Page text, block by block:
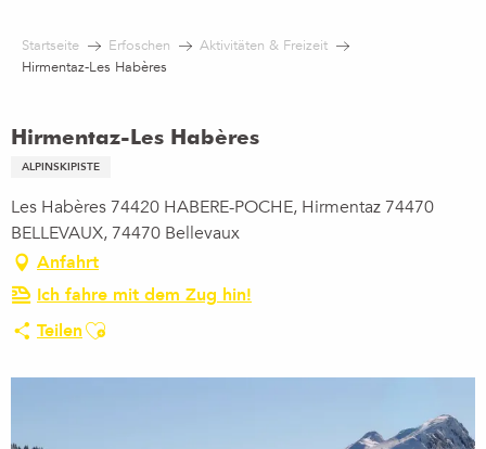
contenu
Startseite Erfoschen
Aktivitäten & Freizeit
Hirmentaz-Les Habères
Hirmentaz-Les Habères
ALPINSKIPISTE
Les Habères 74420 HABERE-POCHE, Hirmentaz 74470
BELLEVAUX, 74470 Bellevaux
Anfahrt
Ich fahre mit dem Zug hin!
TeilenAjouter aux favoris